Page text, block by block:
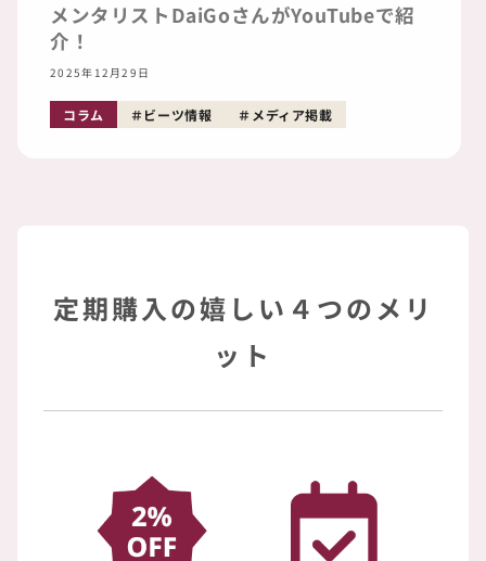
メンタリストDaiGoさんがYouTubeで紹
介！
2025年12月29日
コラム ビーツ情報 メディア掲載
定期購入の嬉しい４つのメリ
ット